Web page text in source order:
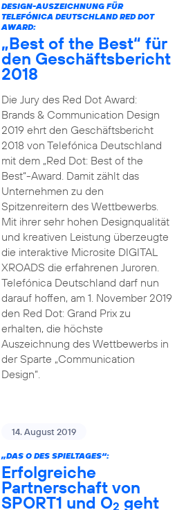
DESIGN-AUSZEICHNUNG FÜR
TELEFÓNICA DEUTSCHLAND RED DOT
AWARD:
„Best of the Best“ für
den Geschäftsbericht
2018
Die Jury des Red Dot Award:
Brands & Communication Design
2019 ehrt den Geschäftsbericht
2018 von Telefónica Deutschland
mit dem „Red Dot: Best of the
Best“-Award. Damit zählt das
Unternehmen zu den
Spitzenreitern des Wettbewerbs.
Mit ihrer sehr hohen Designqualität
und kreativen Leistung überzeugte
die interaktive Microsite DIGITAL
XROADS die erfahrenen Juroren.
Telefónica Deutschland darf nun
darauf hoffen, am 1. November 2019
den Red Dot: Grand Prix zu
erhalten, die höchste
Auszeichnung des Wettbewerbs in
der Sparte „Communication
Design“.
14. August 2019
„DAS O DES SPIELTAGES“:
Erfolgreiche
Partnerschaft von
SPORT1 und O2 geht